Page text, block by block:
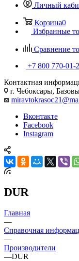
Личный
Корзина0
Избранные
Сравнение
+7 800 770-01-
Контактная
г. Чебоксары,
Вконтакте
Facebook
Instagram
DUR
Главная
—
Справочная
—
Производители
—DUR